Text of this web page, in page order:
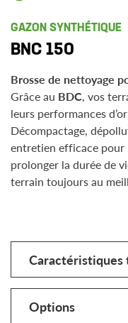
GAZON SYNTHÉTIQUE
BNC 150
Brosse de nettoyage
Grâce au BDC, vos
leurs performances
Décompactage,
entretien efficace pour
prolonger la durée de
terrain toujours au
Caractéristiques
Options